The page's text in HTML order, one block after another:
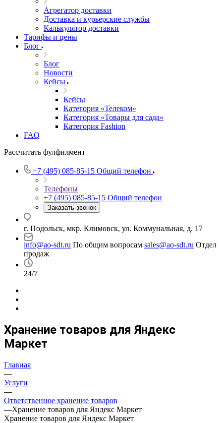
Агрегатор доставки
Доставка и курьерские службы
Калькулятор доставки
Тарифы и цены
Блог
Блог
Новости
Кейсы
Кейсы
Категория «Телеком»
Категория «Товары для сада»
Категория Fashion
FAQ
Рассчитать фулфилмент
+7 (495) 085-85-15 Общий телефон
Телефоны
+7 (495) 085-85-15 Общий телефон
Заказать звонок
г. Подольск, мкр. Климовск, ул. Коммунальная, д. 17
info@ao-sdt.ru По общим вопросам sales@ao-sdt.ru Отдел
продаж
24/7
Хранение товаров для Яндекс
Маркет
Главная
—
Услуги
—
Ответственное хранение товаров
—Хранение товаров для Яндекс Маркет
Хранение товаров для Яндекс Маркет